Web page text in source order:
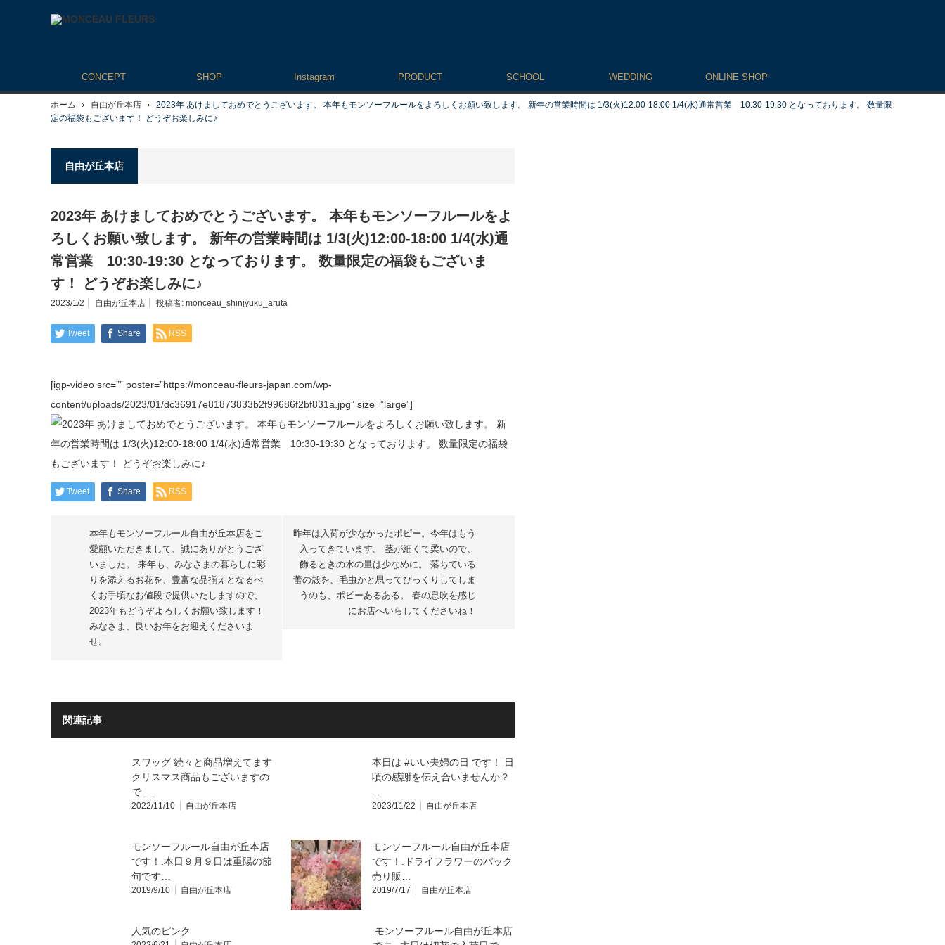
CONCEPT SHOP Instagram PRODUCT SCHOOL WEDDING ONLINE SHOP
ホーム 自由が丘本店
2023年 あけましておめでとうございます。 本年もモンソーフルールをよろしくお願い致します。 新年の営業時間は 1/3(火)12:00-18:00 1/4(水)通常営業 10:30-19:30 となっております。 数量限
定の福袋もございます！ どうぞお楽しみに♪
自由が丘本店
2023年 あけましておめでとうございます。 本年もモンソーフルールをよ
ろしくお願い致します。 新年の営業時間は 1/3(火)12:00-18:00 1/4(水)通
常営業 10:30-19:30 となっております。 数量限定の福袋もございま
す！ どうぞお楽しみに♪
2023/1/2 自由が丘本店 投稿者: monceau_shinjyuku_aruta
Tweet Share RSS
[igp-video src=”” poster=”https://monceau-fleurs-japan.com/wp-
content/uploads/2023/01/dc36917e81873833b2f99686f2bf831a.jpg” size=”large”]
Tweet Share RSS
本年もモンソーフルール自由が丘本店をご
愛顧いただきまして、誠にありがとうござ
いました。 来年も、みなさまの暮らしに彩
りを添えるお花を、豊富な品揃えとなるべ
くお手頃なお値段で提供いたしますので、
2023年もどうぞよろしくお願い致します！
みなさま、良いお年をお迎えくださいま
せ。
昨年は入荷が少なかったポピー。今年はもう
入ってきています。 茎が細くて柔いので、
飾るときの水の量は少なめに。 落ちている
蕾の殻を、毛虫かと思ってびっくりしてしま
うのも、ポピーあるある。 春の息吹を感じ
にお店へいらしてくださいね！
関連記事
スワッグ 続々と商品増えてます
クリスマス商品もございますの
で …
2022/11/10 自由が丘本店
本日は #いい夫婦の日 です！ 日
頃の感謝を伝え合いませんか？
2023/11/22 自由が丘本店
モンソーフルール自由が丘本店
です！.本日９月９日は重陽の節
句です…
2019/9/10 自由が丘本店
モンソーフルール自由が丘本店
です！.ドライフラワーのパック
売り販…
2019/7/17 自由が丘本店
人気のピンク
.モンソーフルール自由が丘本店